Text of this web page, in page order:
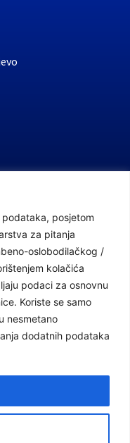
posjetom
za pitanja
oslobodilačkog /
kolačića
podaci za osnovnu
Koriste se samo
nesmetano
dodatnih podataka
politike
i invalida odbrambeno-